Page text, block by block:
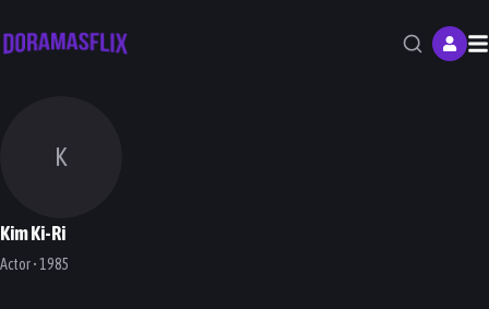
K
Kim Ki-Ri
Actor • 1985